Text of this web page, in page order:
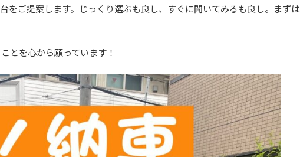
をご提案します。じっくり選ぶも良し、すぐに聞いてみるも良し。まずは
とを心から願っています！